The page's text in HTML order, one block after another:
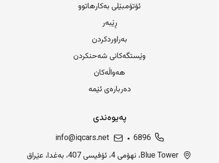
ئۆتۆمبێلی بەکارهاتوو
ڕێبەر
بەراوردکردن
وێستگەکانی شەحنکردن
هەواڵەکان
دەربارەی ئێمە
پەیوەندی
6896
info@iqcars.net
Blue Tower، نهۆمی 4، ئۆفیسی 407، بەغدا، عێراق